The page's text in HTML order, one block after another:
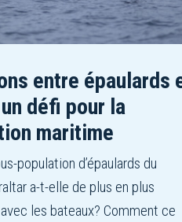
entre épaulards
défi pour la
maritime
population d’épaulards du
a-t-elle de plus en plus
les bateaux? Comment ce